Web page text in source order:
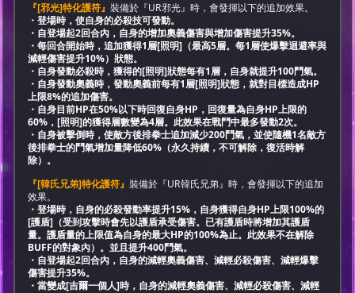
『[邪光]特化護符』裝備於『UR邪光』時，會發揮以下的追加效果。
・登場時，使自身的必殺技可發動。
・自登場起2回合內，自身的增加奧義傷害與增加傷害提升35%。
・每回合開始時，追加獲得1層[照明]（最高5層。每1層使爆擊迴避率與
減輕傷害提升10%）狀態。
・自身發動必殺時，獲得的[照明]狀態每有1層，自身就提升100鬥氣。
・自身發動奧義時，發動奧義前每有1層[照明]狀態，就對目標造成HP
上限8%的追加傷害。
・自身目前HP在50%以下時回復自身HP，回復量為自身HP上限的
60%，[照明]的獲得層數變為4層。此效果在戰鬥中最多發動2次。
・自身被擊倒時，使敵方後排拳士追加減少200鬥氣，並使隨機1名敵方
後排拳士的鬥氣增加量降低60%（永久持續，不可解除，復活時解
除）。
『[韓氏兄弟]特化護符』裝備於『UR韓氏兄弟』時，會發揮以下的追加
效果。
・登場時，自身的必殺發動率提升15%，自身獲得自身HP上限100%的
[護盾]（受到攻擊時會先以護盾承受傷害。已有護盾時將增加其護盾
量。護盾量的上限值為自身的最大HP的100%為止。此效果不在解除
BUFF的對象內）。並且提升400鬥氣。
・自登場起2回合內，自身的減輕奧義傷害、減輕必殺傷害、減輕爆擊
傷害提升35%。
・當變成[吉爾一個人]時，自身的減輕奧義傷害、減輕必殺傷害、減輕